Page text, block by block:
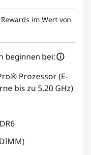
im Wert von
beginnen bei:
Prozessor (E-
bis zu 5,20 GHz)